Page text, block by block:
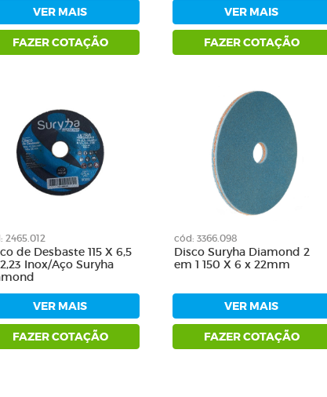
VER MAIS
FAZER COTAÇÃO
VER MAIS
FAZER COTAÇÃO
2465.012
de Desbaste 115 X 6,5
Inox/Aço Suryha
VER MAIS
FAZER COTAÇÃO
cód: 3366.098
Disco Suryha Diamond 2
em 1 150 X 6 x 22mm
VER MAIS
FAZER COTAÇÃO